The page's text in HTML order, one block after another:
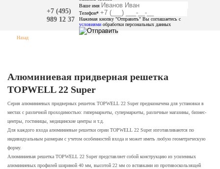
+7 (495)
989 12 37
Ваше имя
Телефон*
Нажимая кнопку "Отправить" Вы соглашаетесь с
условиями обработки персональных данных
Назад
Алюминиевая придверная решетка
TOPWELL 22 Super
Серия алюминиевых придверных решеток TOPWELL 22 Super предназначена для установки в
местах с различной проходимостью: гипермаркеты, супермаркеты, различные магазины, бизнес-
центры, гостиницы, медицинские центры и т.д.
Для каждого входа алюминиевые решетки серии TOPWELL 22 Super изготавливаются по
индивидуальным размерам с учетом особенностей входа и может иметь любую геометрическую
форму.
Алюминиевая решетка TOPWELL 22 Super представляет собой конструкцию из усиленных
алюминиевых профилей шириной 40 мм, высотой 22 мм со вставками из противоскользящей